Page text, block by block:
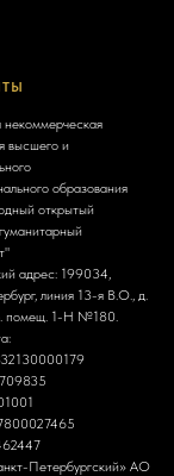
некоммерческая
высшего и
образования
открытый
адрес: 199034,
линия 13-я В.О., д.
помещ. 1-Н №180.
Петербургский» АО